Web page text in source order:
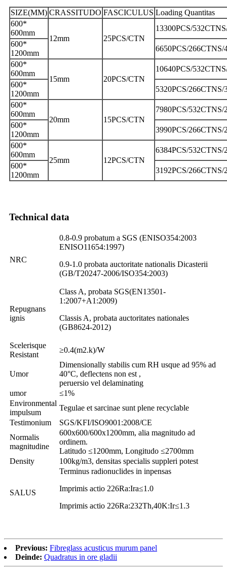
SIZE(MM) CRASSITUDO FASCICULUS Loading Quantitas
600*
600mm
12mm 25PCS/CTN
13300PCS/
600*
1200mm
6650PCS/266CTNS/
600*
600mm
15mm 20PCS/CTN
10640PCS/
600*
1200mm
5320PCS/266CTNS/
600*
600mm
20mm 15PCS/CTN
7980PCS/532CTNS/
600*
1200mm
3990PCS/266CTNS/
600*
600mm
25mm 12PCS/CTN
6384PCS/532CTNS/
600*
1200mm
3192PCS/266CTNS/
Technical data
NRC
0.8-0.9 probatum a SGS (ENISO354:2003
ENISO11654:1997)
0.9-1.0 probata auctoritate nationalis Dicasterii
(GB/T20247-2006/ISO354:2003)
Repugnans
ignis
Class A, probata SGS(EN13501-
1:2007+A1:2009)
Classis A, probata auctoritates nationales
(GB8624-2012)
Scelerisque
Resistant
≥0.4(m2.k)/W
Umor
Dimensionally stabilis cum RH usque ad 95% ad
40°C, deflectens non est ,
peruersio vel delaminating
umor
≤1%
Environmental
impulsum
Tegulae et sarcinae sunt plene recyclable
Testimonium
SGS/KFI/ISO9001:2008/CE
Normalis
magnitudine
600x600/600x1200mm, alia magnitudo ad
ordinem.
Latitudo ≤1200mm, Longitudo ≤2700mm
Density
100kg/m3, densitas specialis suppleri potest
SALUS
Terminus radionuclides in inpensas
Imprimis actio 226Ra:Ira≤1.0
Imprimis actio 226Ra:232Th,40K:Ir≤1.3
Previous: Fibreglass acusticus murum panel
Deinde: Quadratus in ore gladii